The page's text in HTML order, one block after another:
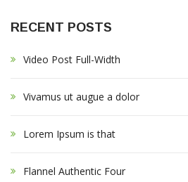
c
f
r
RECENT POSTS
Video Post Full-Width
Vivamus ut augue a dolor
Lorem Ipsum is that
Flannel Authentic Four